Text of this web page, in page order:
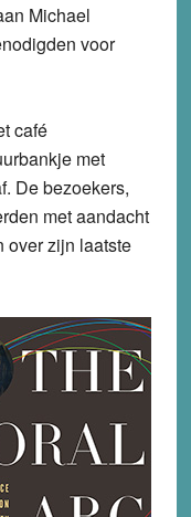
Michael
voor
café
met
De bezoekers,
met aandacht
over zijn laatste